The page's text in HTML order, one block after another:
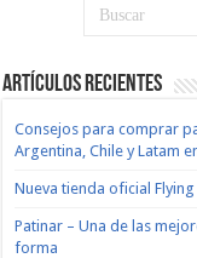
Artículos recientes
Consejos para comprar
Argentina, Chile y Latam
Nueva tienda oficial Flying
Patinar – Una de las
forma